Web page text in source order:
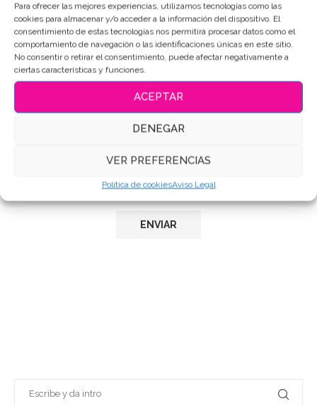
Para ofrecer las mejores experiencias, utilizamos tecnologías como las
cookies para almacenar y/o acceder a la información del dispositivo. El
consentimiento de estas tecnologías nos permitirá procesar datos como el
comportamiento de navegación o las identificaciones únicas en este sitio.
No consentir o retirar el consentimiento, puede afectar negativamente a
ciertas características y funciones.
ACEPTAR
DENEGAR
VER PREFERENCIAS
Política de cookiesAviso Legal
the next time I comment.